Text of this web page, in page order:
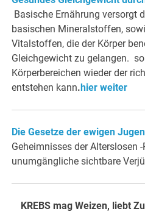
Basische Ernährung versorgt
basischen Mineralstoffen,
Vitalstoffen, die der Körper
Gleichgewicht zu gelangen.
Körperbereichen wieder der
entstehen kann.hier weiter
Die Gesetze der ewigen
Geheimnisses der Alterslosen
unumgängliche sichtbare
KREBS mag Weizen, liebt